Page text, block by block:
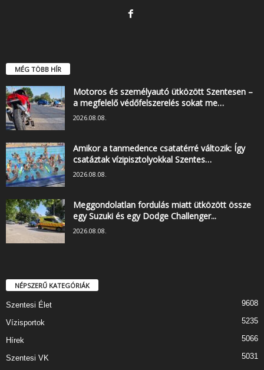
MÉG TÖBB HÍR
Motoros és személyautó ütközött Szentesen –
a megfelelő védőfelszerelés sokat me…
2026.08.08.
Amikor a tanmedence csatatérré változik: Így
csatáztak vízipisztolyokkal Szentes…
2026.08.08.
Meggondolatlan fordulás miatt ütközött össze
egy Suzuki és egy Dodge Challenger...
2026.08.08.
NÉPSZERŰ KATEGÓRIÁK
Szentesi Élet 9608
Vízisportok 5235
Hírek 5066
Szentesi VK
5031